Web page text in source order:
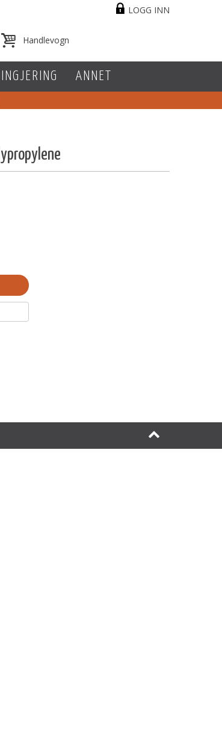
LOGG INN
ANNET